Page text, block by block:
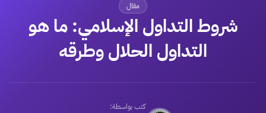
مقال
شروط التداول الإسلامي: ما هو
التداول الحلال وطرقه
كتب بواسطة: